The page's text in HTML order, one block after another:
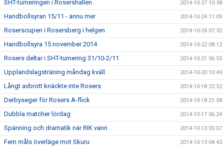
SHT-turneringen i Rosershallen 2014-10-27 10:38
Handbollsyran 15/11 - ännu mer 2014-10-24 11:09
Roserscupen i Rosersberg i helgen 2014-10-24 07:32
Handbollsyra 15 november 2014 2014-10-22 08:12
Rosers deltar i SHT-turnering 31/10-2/11 2014-10-21 06:55
Upplandslagsträning måndag kväll 2014-10-20 10:49
Långt avbrott knäckte inte Rosers 2014-10-18 22:52
Derbyseger för Rosers A-flick 2014-10-18 21:58
Dubbla matcher lördag 2014-10-17 06:24
Spänning och dramatik när RIK vann 2014-10-13 05:07
Fem måls överläge mot Skuru 2014-10-13 04:43